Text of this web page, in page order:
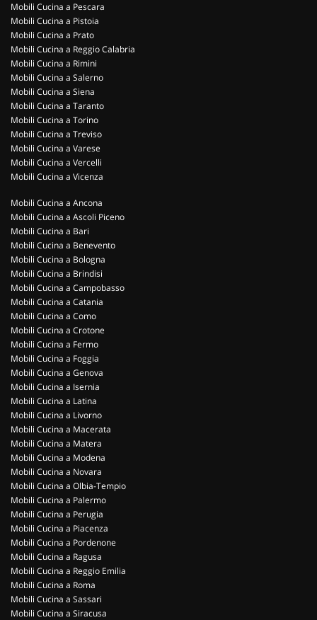
Mobili Cucina a Pescara
Mobili Cucina a Pistoia
Mobili Cucina a Prato
Mobili Cucina a Reggio Calabria
Mobili Cucina a Rimini
Mobili Cucina a Salerno
Mobili Cucina a Siena
Mobili Cucina a Taranto
Mobili Cucina a Torino
Mobili Cucina a Treviso
Mobili Cucina a Varese
Mobili Cucina a Vercelli
Mobili Cucina a Vicenza
Mobili Cucina a Ancona
Mobili Cucina a Ascoli Piceno
Mobili Cucina a Bari
Mobili Cucina a Benevento
Mobili Cucina a Bologna
Mobili Cucina a Brindisi
Mobili Cucina a Campobasso
Mobili Cucina a Catania
Mobili Cucina a Como
Mobili Cucina a Crotone
Mobili Cucina a Fermo
Mobili Cucina a Foggia
Mobili Cucina a Genova
Mobili Cucina a Isernia
Mobili Cucina a Latina
Mobili Cucina a Livorno
Mobili Cucina a Macerata
Mobili Cucina a Matera
Mobili Cucina a Modena
Mobili Cucina a Novara
Mobili Cucina a Olbia-Tempio
Mobili Cucina a Palermo
Mobili Cucina a Perugia
Mobili Cucina a Piacenza
Mobili Cucina a Pordenone
Mobili Cucina a Ragusa
Mobili Cucina a Reggio Emilia
Mobili Cucina a Roma
Mobili Cucina a Sassari
Mobili Cucina a Siracusa